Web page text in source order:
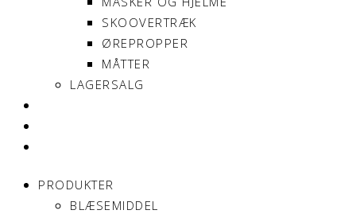
SKOOVERTRÆK
ØREPROPPER
MÅTTER
LAGERSALG
PRODUKTER
BLÆSEMIDDEL